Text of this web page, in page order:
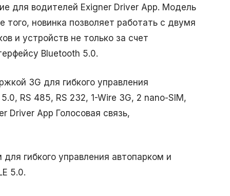
для водителей Exigner Driver App. Модель
того, новинка позволяет работать с двумя
и устройств не только за счет
Bluetooth 5.0.
3G для гибкого управления
RS 485, RS 232, 1-Wire 3G, 2 nano-SIM,
Driver App Голосовая связь,
гибкого управления автопарком и
5.0.